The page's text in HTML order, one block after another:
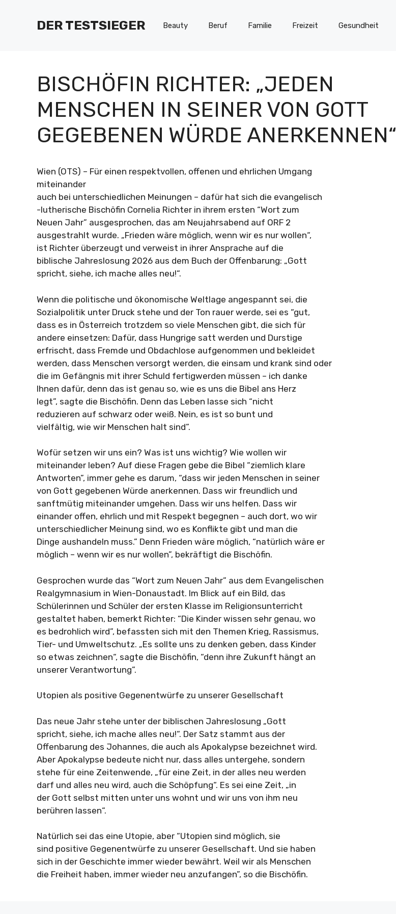
DER TESTSIEGER Beauty Beruf Familie Freizeit Gesundheit
BISCHÖFIN RICHTER: „JEDEN
MENSCHEN IN SEINER VON GOTT
GEGEBENEN WÜRDE ANERKENNEN“
Wien (OTS) – Für einen respektvollen, offenen und ehrlichen Umgang
miteinander
auch bei unterschiedlichen Meinungen – dafür hat sich die evangelisch
-lutherische Bischöfin Cornelia Richter in ihrem ersten “Wort zum
Neuen Jahr” ausgesprochen, das am Neujahrsabend auf ORF 2
ausgestrahlt wurde. „Frieden wäre möglich, wenn wir es nur wollen“,
ist Richter überzeugt und verweist in ihrer Ansprache auf die
biblische Jahreslosung 2026 aus dem Buch der Offenbarung: „Gott
spricht, siehe, ich mache alles neu!“.
Wenn die politische und ökonomische Weltlage angespannt sei, die
Sozialpolitik unter Druck stehe und der Ton rauer werde, sei es “gut,
dass es in Österreich trotzdem so viele Menschen gibt, die sich für
andere einsetzen: Dafür, dass Hungrige satt werden und Durstige
erfrischt, dass Fremde und Obdachlose aufgenommen und bekleidet
werden, dass Menschen versorgt werden, die einsam und krank sind oder
die im Gefängnis mit ihrer Schuld fertigwerden müssen – ich danke
Ihnen dafür, denn das ist genau so, wie es uns die Bibel ans Herz
legt”, sagte die Bischöfin. Denn das Leben lasse sich “nicht
reduzieren auf schwarz oder weiß. Nein, es ist so bunt und
vielfältig, wie wir Menschen halt sind”.
Wofür setzen wir uns ein? Was ist uns wichtig? Wie wollen wir
miteinander leben? Auf diese Fragen gebe die Bibel “ziemlich klare
Antworten”, immer gehe es darum, “dass wir jeden Menschen in seiner
von Gott gegebenen Würde anerkennen. Dass wir freundlich und
sanftmütig miteinander umgehen. Dass wir uns helfen. Dass wir
einander offen, ehrlich und mit Respekt begegnen – auch dort, wo wir
unterschiedlicher Meinung sind, wo es Konflikte gibt und man die
Dinge aushandeln muss.” Denn Frieden wäre möglich, “natürlich wäre er
möglich – wenn wir es nur wollen”, bekräftigt die Bischöfin.
Gesprochen wurde das “Wort zum Neuen Jahr” aus dem Evangelischen
Realgymnasium in Wien-Donaustadt. Im Blick auf ein Bild, das
Schülerinnen und Schüler der ersten Klasse im Religionsunterricht
gestaltet haben, bemerkt Richter: “Die Kinder wissen sehr genau, wo
es bedrohlich wird”, befassten sich mit den Themen Krieg, Rassismus,
Tier- und Umweltschutz. „Es sollte uns zu denken geben, dass Kinder
so etwas zeichnen“, sagte die Bischöfin, “denn ihre Zukunft hängt an
unserer Verantwortung”.
Utopien als positive Gegenentwürfe zu unserer Gesellschaft
Das neue Jahr stehe unter der biblischen Jahreslosung „Gott
spricht, siehe, ich mache alles neu!“. Der Satz stammt aus der
Offenbarung des Johannes, die auch als Apokalypse bezeichnet wird.
Aber Apokalypse bedeute nicht nur, dass alles untergehe, sondern
stehe für eine Zeitenwende, „für eine Zeit, in der alles neu werden
darf und alles neu wird, auch die Schöpfung“. Es sei eine Zeit, „in
der Gott selbst mitten unter uns wohnt und wir uns von ihm neu
berühren lassen“.
Natürlich sei das eine Utopie, aber “Utopien sind möglich, sie
sind positive Gegenentwürfe zu unserer Gesellschaft. Und sie haben
sich in der Geschichte immer wieder bewährt. Weil wir als Menschen
die Freiheit haben, immer wieder neu anzufangen”, so die Bischöfin.